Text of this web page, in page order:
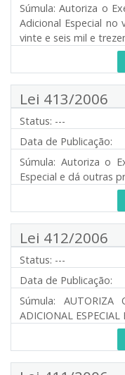
Súmula: Autoriza o
Adicional Especial no
vinte e seis mil e
Lei 413/2006
Status: ---
Data de Publicação:
Súmula: Autoriza o
Especial e dá outras
Lei 412/2006
Status: ---
Data de Publicação:
Súmula: AUTORIZA
ADICIONAL ESPECIAL